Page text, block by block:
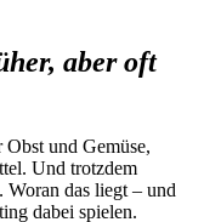
aber oft
und Gemüse,
Und trotzdem
Woran das liegt – und
dabei spielen.